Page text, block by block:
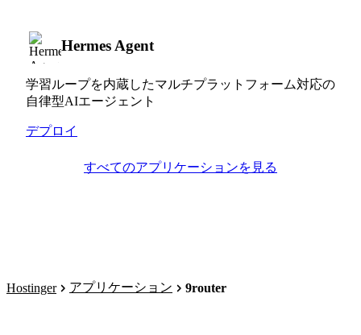
Hermes Agent
学習ループを内蔵したマルチプラットフォーム対応の
自律型AIエージェント
デプロイ
すべてのアプリケーションを見る
Hostinger アプリケーション 9router